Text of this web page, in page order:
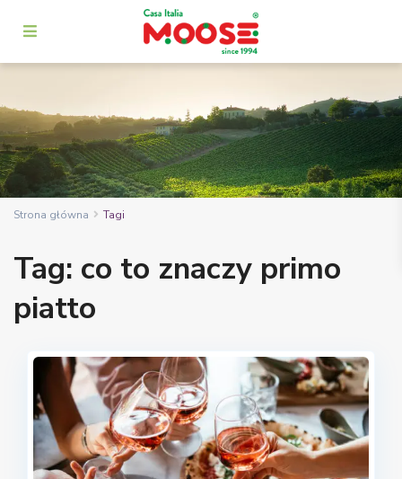
Strona główna Tagi
Tag: co to znaczy primo
piatto